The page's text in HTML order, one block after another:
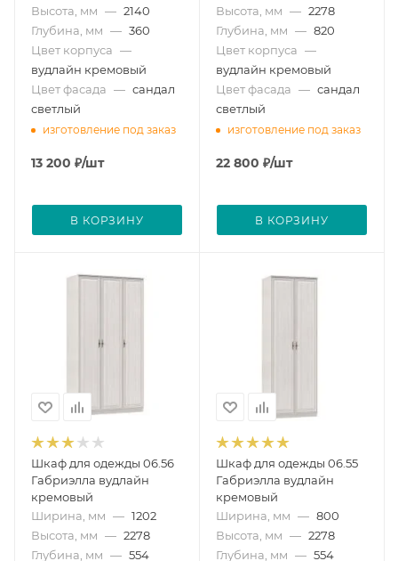
Высота, мм — 2140
Глубина, мм — 360
Цвет корпуса —
вудлайн кремовый
Цвет фасада — сандал
светлый
изготовление под заказ
13 200 ₽/шт
В КОРЗИНУ
Высота, мм — 2278
Глубина, мм — 820
Цвет корпуса —
вудлайн кремовый
Цвет фасада — сандал
светлый
изготовление под заказ
22 800 ₽/шт
В КОРЗИНУ
Шкаф для одежды 06.56
Габриэлла вудлайн
кремовый
Ширина, мм — 1202
Высота, мм — 2278
Глубина, мм — 554
Шкаф для одежды 06.55
Габриэлла вудлайн
кремовый
Ширина, мм — 800
Высота, мм — 2278
Глубина, мм — 554